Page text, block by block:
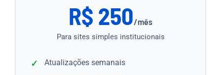
R$ 250/mês
Para sites simples institucionais
Atualizações semanais